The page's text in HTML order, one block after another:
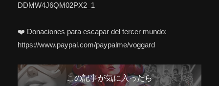
DDMW4J6QM02PX2_1
❤️ Donaciones para escapar del tercer mundo:
https://www.paypal.com/paypalme/voggard
この記事が気に入ったら